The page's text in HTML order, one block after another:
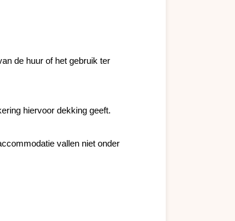
de huur of het gebruik ter
hiervoor dekking geeft.
vallen niet onder